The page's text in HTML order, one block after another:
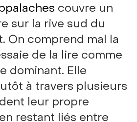
couvre un
sur la rive sud du
On comprend mal la
de la lire comme
dominant. Elle
à travers plusieurs
leur propre
restant liés entre